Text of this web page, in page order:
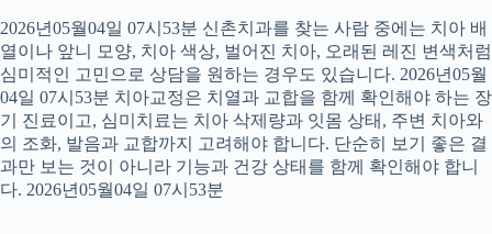
2026년05월04일 07시53분 신촌치과를 찾는 사람 중에는 치아 배
열이나 앞니 모양, 치아 색상, 벌어진 치아, 오래된 레진 변색처럼
심미적인 고민으로 상담을 원하는 경우도 있습니다. 2026년05월
04일 07시53분 치아교정은 치열과 교합을 함께 확인해야 하는 장
기 진료이고, 심미치료는 치아 삭제량과 잇몸 상태, 주변 치아와
의 조화, 발음과 교합까지 고려해야 합니다. 단순히 보기 좋은 결
과만 보는 것이 아니라 기능과 건강 상태를 함께 확인해야 합니
다. 2026년05월04일 07시53분